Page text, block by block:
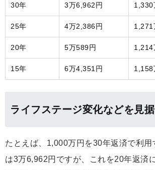
30年 3万6,962円 1,330
25年 4万2,386円 1,271
20年 5万589円 1,214
15年 6万4,351円 1,158
ライフステージ変化などを見
たとえば、1,000万円を30年返済で利用
は3万6,962円ですが、これを20年返済